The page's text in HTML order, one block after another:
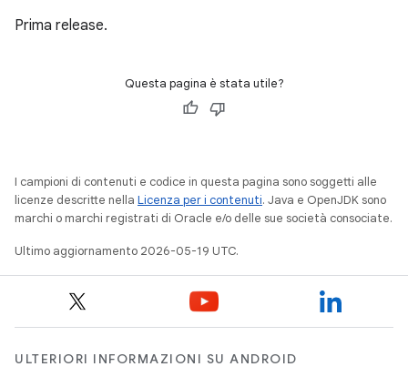
Prima release.
Questa pagina è stata utile?
I campioni di contenuti e codice in questa pagina sono soggetti alle
licenze descritte nella Licenza per i contenuti. Java e OpenJDK sono
marchi o marchi registrati di Oracle e/o delle sue società consociate.
Ultimo aggiornamento 2026-05-19 UTC.
ULTERIORI INFORMAZIONI SU ANDROID